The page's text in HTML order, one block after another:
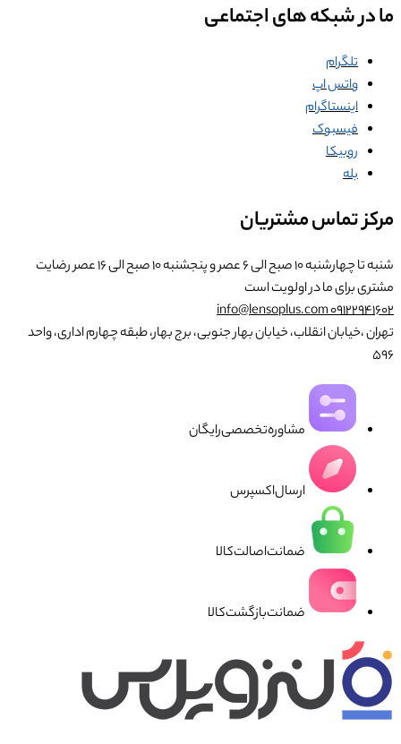
ما در شبکه های اجتماعی
تلگرام
واتس اپ
اینستاگرام
فیسبوک
روبیکا
بله
مرکز تماس مشتریان
شنبه تا چهارشنبه ۱۰ صبح الی ۶ عصر و پنجشنبه ۱۰ صبح الی ۱۶ عصر
رضایت
مشتری برای ما در اولویت است
۰۹۱۲۲۹۴۱۶۰۲info@lensoplus.com
تهران ،خیابان انقلاب، خیابان بهار جنوبی، برج بهار، طبقه چهارم اداری، واحد
۵۹۶
مشاوره‌تخصصی‌رایگان
ارسال‌اکسپرس
ضمانت‌اصالت‌کالا
ضمانت‌بازگشت‌کالا